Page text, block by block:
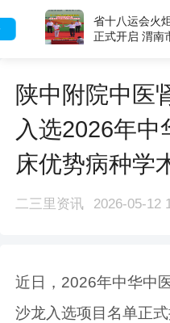
省十八运会火炬传递
正式开启 渭南市委
陕中附院中医
入选2026年
床优势病种学
二三里资讯 2026-05-12
近日，2026年中华中
沙龙入选项目名单正